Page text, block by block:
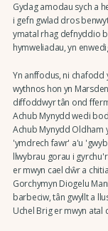
Gydag amodau sych a
i gefn gwlad dros
ymatal rhag defnyddio
hymweliadau, yn
Yn anffodus, ni
wythnos hon yn
diffoddwyr tân ond
Achub Mynydd wedi
Achub Mynydd Oldham
'ymdrech fawr' a'u
llwybrau gorau i
er mwyn cael dŵr a
Gorchymyn Diogelu
barbeciw, tân gwyllt a
Uchel Brig er mwyn